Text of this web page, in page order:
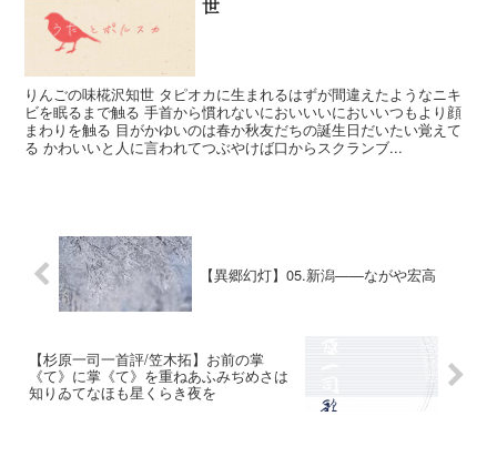
世
りんごの味椛沢知世 タピオカに生まれるはずが間違えたようなニキ
ビを眠るまで触る 手首から慣れないにおいいいにおいいつもより顔
まわりを触る 目がかゆいのは春か秋友だちの誕生日だいたい覚えて
る かわいいと人に言われてつぶやけば口からスクランブ...
【異郷幻灯】05.新潟——ながや宏高
【杉原一司一首評/笠木拓】お前の掌
《て》に掌《て》を重ねあふみぢめさは
知りゐてなほも星くらき夜を